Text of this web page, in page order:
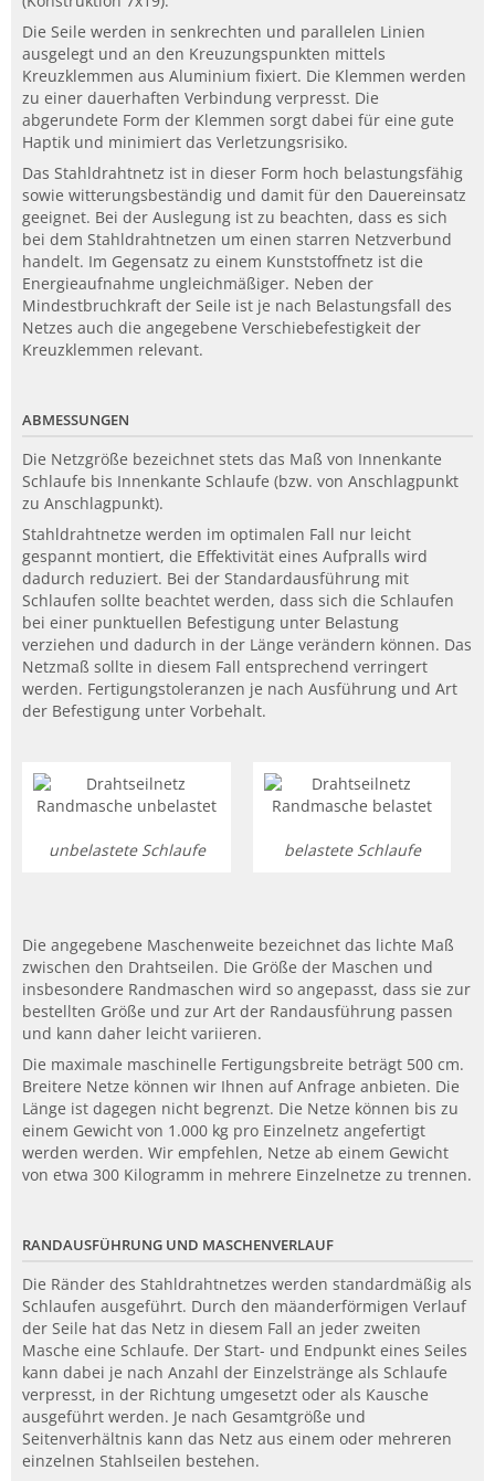
Die Seile werden in senkrechten und parallelen Linien
ausgelegt und an den Kreuzungspunkten mittels
Kreuzklemmen aus Aluminium fixiert. Die Klemmen werden
zu einer dauerhaften Verbindung verpresst. Die
abgerundete Form der Klemmen sorgt dabei für eine gute
Haptik und minimiert das Verletzungsrisiko.
Das Stahldrahtnetz ist in dieser Form hoch belastungsfähig
sowie witterungsbeständig und damit für den Dauereinsatz
geeignet. Bei der Auslegung ist zu beachten, dass es sich
bei dem Stahldrahtnetzen um einen starren Netzverbund
handelt. Im Gegensatz zu einem Kunststoffnetz ist die
Energieaufnahme ungleichmäßiger. Neben der
Mindestbruchkraft der Seile ist je nach Belastungsfall des
Netzes auch die angegebene Verschiebefestigkeit der
Kreuzklemmen relevant.
ABMESSUNGEN
Die Netzgröße bezeichnet stets das Maß von Innenkante
Schlaufe bis Innenkante Schlaufe (bzw. von Anschlagpunkt
zu Anschlagpunkt).
Stahldrahtnetze werden im optimalen Fall nur leicht
gespannt montiert, die Effektivität eines Aufpralls wird
dadurch reduziert. Bei der Standardausführung mit
Schlaufen sollte beachtet werden, dass sich die Schlaufen
bei einer punktuellen Befestigung unter Belastung
verziehen und dadurch in der Länge verändern können. Das
Netzmaß sollte in diesem Fall entsprechend verringert
werden. Fertigungstoleranzen je nach Ausführung und Art
der Befestigung unter Vorbehalt.
unbelastete Schlaufe belastete Schlaufe
Die angegebene Maschenweite bezeichnet das lichte Maß
zwischen den Drahtseilen. Die Größe der Maschen und
insbesondere Randmaschen wird so angepasst, dass sie zur
bestellten Größe und zur Art der Randausführung passen
und kann daher leicht variieren.
Die maximale maschinelle Fertigungsbreite beträgt 500 cm.
Breitere Netze können wir Ihnen auf Anfrage anbieten. Die
Länge ist dagegen nicht begrenzt. Die Netze können bis zu
einem Gewicht von 1.000 kg pro Einzelnetz angefertigt
werden werden. Wir empfehlen, Netze ab einem Gewicht
von etwa 300 Kilogramm in mehrere Einzelnetze zu trennen.
RANDAUSFÜHRUNG UND MASCHENVERLAUF
Die Ränder des Stahldrahtnetzes werden standardmäßig als
Schlaufen ausgeführt. Durch den mäanderförmigen Verlauf
der Seile hat das Netz in diesem Fall an jeder zweiten
Masche eine Schlaufe. Der Start- und Endpunkt eines Seiles
kann dabei je nach Anzahl der Einzelstränge als Schlaufe
verpresst, in der Richtung umgesetzt oder als Kausche
ausgeführt werden. Je nach Gesamtgröße und
Seitenverhältnis kann das Netz aus einem oder mehreren
einzelnen Stahlseilen bestehen.